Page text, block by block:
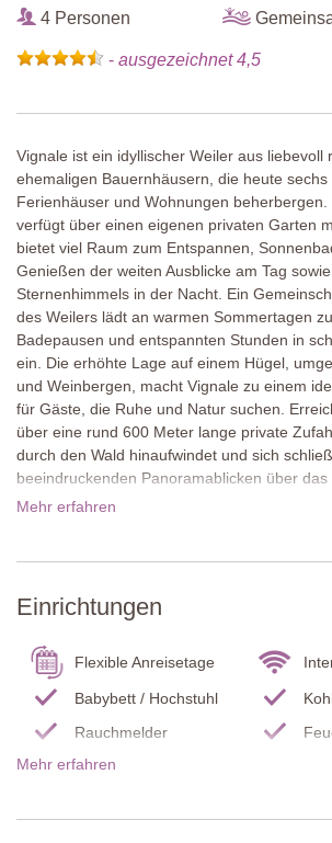
4 Personen
- ausgezeichnet 4,5
Vignale ist ein idyllischer Weiler aus liebevoll
ehemaligen Bauernhäusern, die heute
Ferienhäuser und Wohnungen
verfügt über einen eigenen privaten Garten
bietet viel Raum zum Entspannen,
Genießen der weiten Ausblicke am Tag
Sternenhimmels in der Nacht. Ein
des Weilers lädt an warmen Sommertagen
Badepausen und entspannten Stunden in
ein. Die erhöhte Lage auf einem Hügel,
und Weinbergen, macht Vignale zu einem
für Gäste, die Ruhe und Natur suchen.
über eine rund 600 Meter lange private
durch den Wald hinaufwindet und sich
beeindruckenden Panoramablicken über das
öffnet.
Das hübsche Dorf San Sano liegt nur zehn
und bietet das traditionelle Restaurant La
Minuten; hier gibt es ein
Ristorante Malborghetto. Das lebendige
Chianti ist nur 11 km entfernt, auch Radda
Vignale ist zudem ein Paradies für Wanderer:
Haustür beginnt der Dievole Natural Path, ein
Weinverkostungen und ein ausgezeichnetes
Mehr erfahren
Einrichtungen
Flexible Anreisetage
Babybett / Hochstuhl
Rauchmelder
Küche
Mehr erfahren